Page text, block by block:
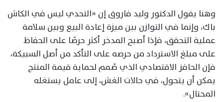
وهنا يقول الدكتور وليد فاروق إن «التحدي ليس في الكاش
باك، وإنما في التوازن بين ميزة إعادة البيع وبين سلامة
عملية التحقق، فإذا أصبح المدخر أكثر حرصًا على الحفاظ
على مبلغ الاسترداد من حرصه على التأكد من أصل السبيكة،
فإن الحافز الاقتصادي الذي صُمم لحماية قيمة المنتج
يمكن أن يتحول، في حالات الغش، إلى عامل يستغله
المحتال».